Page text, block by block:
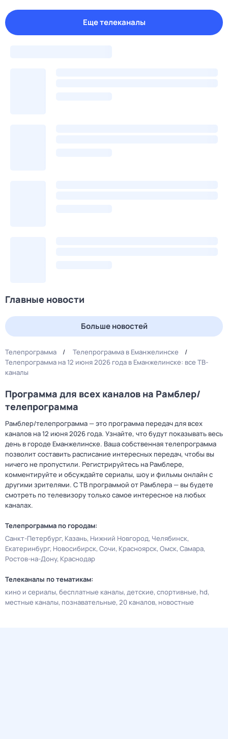
Еще телеканалы
Главные новости
Больше новостей
Телепрограмма
Телепрограмма в Еманжелинске
Телепрограмма на 12 июня 2026 года в Еманжелинске: все ТВ-
каналы
Программа для всех каналов на Рамблер/
телепрограмма
Рамблер/телепрограмма — это программа передач для всех
каналов на 12 июня 2026 года. Узнайте, что будут показывать весь
день в городе Еманжелинске. Ваша собственная телепрограмма
позволит составить расписание интересных передач, чтобы вы
ничего не пропустили. Регистрируйтесь на Рамблере,
комментируйте и обсуждайте сериалы, шоу и фильмы онлайн с
другими зрителями. С ТВ программой от Рамблера — вы будете
смотреть по телевизору только самое интересное на любых
каналах.
Телепрограмма по городам:
Санкт-Петербург Казань Нижний Новгород Челябинск
Екатеринбург Новосибирск Сочи Красноярск Омск Самара
Ростов-на-Дону Краснодар
Телеканалы по тематикам:
кино и сериалы бесплатные каналы детские спортивные hd
местные каналы познавательные 20 каналов новостные